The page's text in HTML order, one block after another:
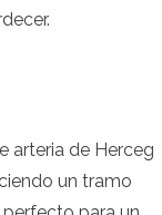
arteria de Herceg
un tramo